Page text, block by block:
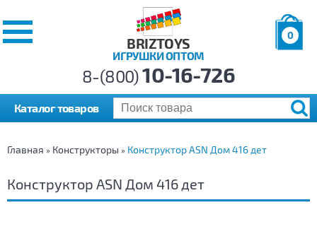
BRIZTOYS
ИГРУШКИ ОПТОМ
0
р.
8-(800)10-16-726
Каталог товаров
Главная » Конструкторы » Конструктор ASN Дом 416 дет
Конструктор ASN Дом 416 дет